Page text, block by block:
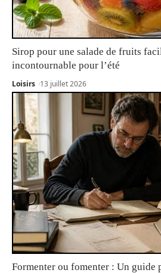
Sirop pour une salade de fruits
incontournable pour l’été
Loisirs 13 juillet 2026
Formenter ou fomenter : Un guide